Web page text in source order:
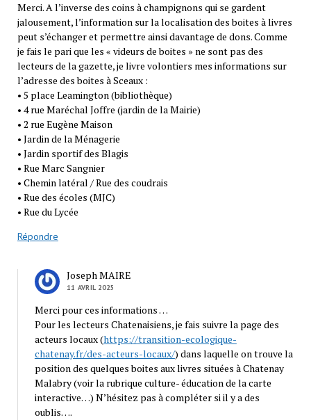
Merci. A l’inverse des coins à champignons qui se gardent
jalousement, l’information sur la localisation des boites à livres
peut s’échanger et permettre ainsi davantage de dons. Comme
je fais le pari que les « videurs de boites » ne sont pas des
lecteurs de la gazette, je livre volontiers mes informations sur
l’adresse des boites à Sceaux :
• 5 place Leamington (bibliothèque)
• 4 rue Maréchal Joffre (jardin de la Mairie)
• 2 rue Eugène Maison
• Jardin de la Ménagerie
• Jardin sportif des Blagis
• Rue Marc Sangnier
• Chemin latéral / Rue des coudrais
• Rue des écoles (MJC)
• Rue du Lycée
Répondre
Joseph MAIRE
11 AVRIL 2025
Merci pour ces informations …
Pour les lecteurs Chatenaisiens, je fais suivre la page des
acteurs locaux (https://transition-ecologique-
chatenay.fr/des-acteurs-locaux/) dans laquelle on trouve la
position des quelques boites aux livres situées à Chatenay
Malabry (voir la rubrique culture- éducation de la carte
interactive…) N’hésitez pas à compléter si il y a des
oublis….